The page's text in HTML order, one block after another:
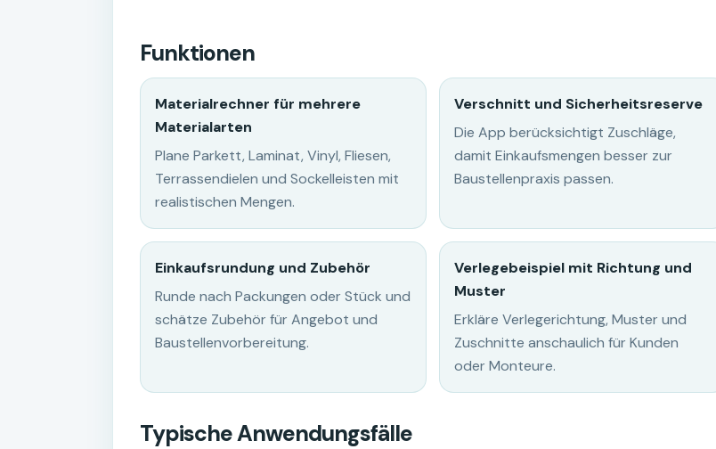
Funktionen
Materialrechner für mehrere
Materialarten
Plane Parkett, Laminat, Vinyl, Fliesen,
Terrassendielen und Sockelleisten mit
realistischen Mengen.
Verschnitt und Sicherheitsreserve
Die App berücksichtigt Zuschläge,
damit Einkaufsmengen besser zur
Baustellenpraxis passen.
Einkaufsrundung und Zubehör
Runde nach Packungen oder Stück und
schätze Zubehör für Angebot und
Baustellenvorbereitung.
Verlegebeispiel mit Richtung und
Muster
Erkläre Verlegerichtung, Muster und
Zuschnitte anschaulich für Kunden
oder Monteure.
Typische Anwendungsfälle